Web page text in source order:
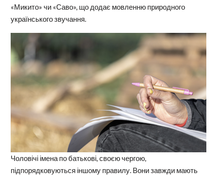
«Микито» чи «Саво», що додає мовленню природного
українського звучання.
Чоловічі імена по батькові, своєю чергою,
підпорядковуються іншому правилу. Вони завжди мають